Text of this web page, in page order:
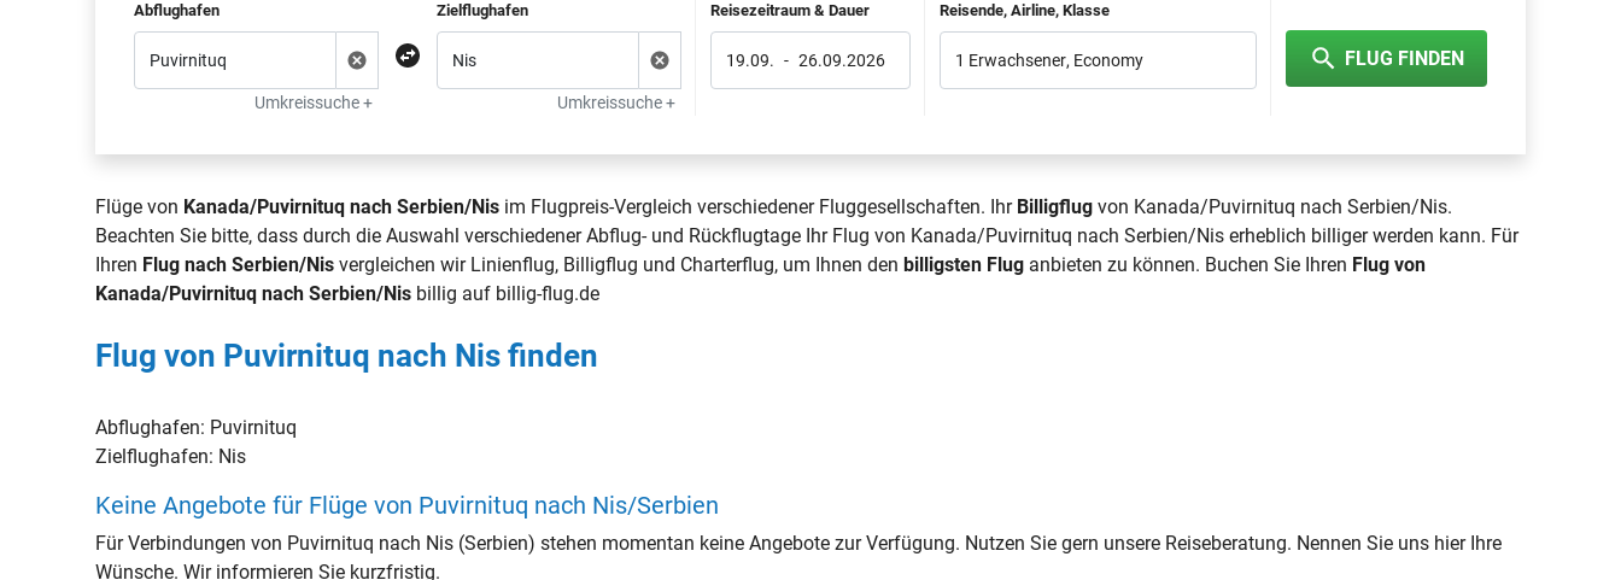
Abflughafen
Umkreissuche +
Zielflughafen
Umkreissuche +
Reisezeitraum & Dauer
19.09. - 26.09.2026
Reisende, Airline, Klasse
1 Erwachsener, Economy FLUG FINDEN
Flüge von Kanada/Puvirnituq nach Serbien/Nis im Flugpreis-Vergleich verschiedener Fluggesellschaften. Ihr Billigflug von Kanada/Puvirnituq nach Serbien/Nis.
Beachten Sie bitte, dass durch die Auswahl verschiedener Abflug- und Rückflugtage Ihr Flug von Kanada/Puvirnituq nach Serbien/Nis erheblich billiger werden kann. Für
Ihren Flug nach Serbien/Nis vergleichen wir Linienflug, Billigflug und Charterflug, um Ihnen denbilligsten Flug anbieten zu können. Buchen Sie Ihren Flug von
Kanada/Puvirnituq nach Serbien/Nis billig auf billig-flug.de
Flug von Puvirnituq nach Nis finden
Abflughafen: Puvirnituq
Zielflughafen: Nis
Keine Angebote für Flüge von Puvirnituq nach Nis/Serbien
Für Verbindungen von Puvirnituq nach Nis (Serbien) stehen momentan keine Angebote zur Verfügung. Nutzen Sie gern unsere Reiseberatung. Nennen Sie uns hier Ihre
Wünsche. Wir informieren Sie kurzfristig.